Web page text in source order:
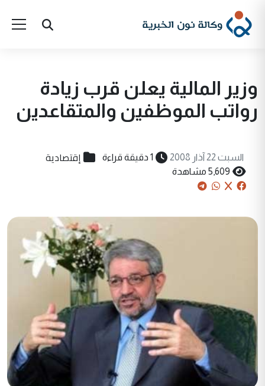
وزير المالية يعلن قرب زيادة
رواتب الموظفين والمتقاعدين
السبت 22 آذار 2008 1 دقيقة قراءة إقتصادية
5,609 مشاهدة